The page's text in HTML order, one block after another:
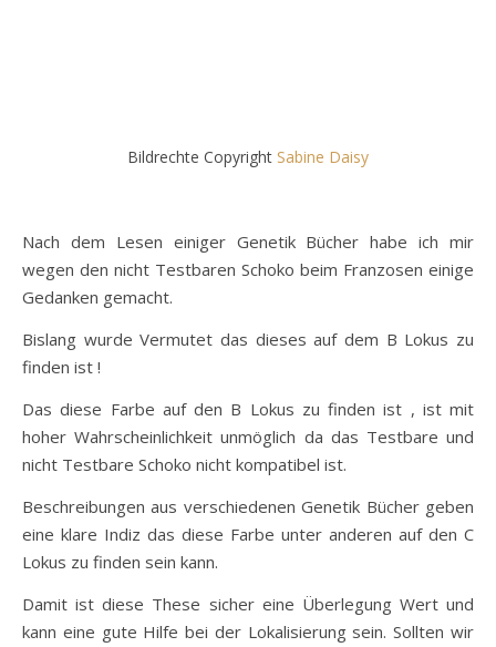
Bildrechte Copyright Sabine Daisy
Nach dem Lesen einiger Genetik Bücher habe ich mir
wegen den nicht Testbaren Schoko beim Franzosen einige
Gedanken gemacht.
Bislang wurde Vermutet das dieses auf dem B Lokus zu
finden ist !
Das diese Farbe auf den B Lokus zu finden ist , ist mit
hoher Wahrscheinlichkeit unmöglich da das Testbare und
nicht Testbare Schoko nicht kompatibel ist.
Beschreibungen aus verschiedenen Genetik Bücher geben
eine klare Indiz das diese Farbe unter anderen auf den C
Lokus zu finden sein kann.
Damit ist diese These sicher eine Überlegung Wert und
kann eine gute Hilfe bei der Lokalisierung sein. Sollten wir